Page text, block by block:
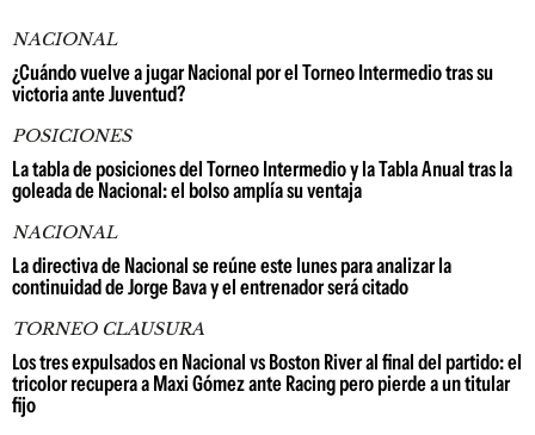
NACIONAL
¿Cuándo vuelve a jugar Nacional por el Torneo Intermedio tras su
victoria ante Juventud?
POSICIONES
La tabla de posiciones del Torneo Intermedio y la Tabla Anual tras la
goleada de Nacional: el bolso amplía su ventaja
NACIONAL
La directiva de Nacional se reúne este lunes para analizar la
continuidad de Jorge Bava y el entrenador será citado
TORNEO CLAUSURA
Los tres expulsados en Nacional vs Boston River al final del partido: el
tricolor recupera a Maxi Gómez ante Racing pero pierde a un titular
fijo